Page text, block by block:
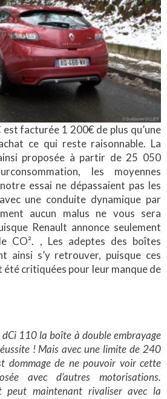
est facturée 1 200€ de plus qu’une
ce qui reste raisonnable. La
proposée à partir de 25 050
les moyennes
essai ne dépassaient pas les
une conduite dynamique par
aucun malus ne vous sera
Renault annonce seulement
CO². , Les adeptes des boîtes
ainsi s’y retrouver, puisque ces
critiquées pour leur manque de
110 la boîte à double embrayage
! Mais avec une limite de 240
dommage de ne pouvoir voir cette
avec d’autres motorisations.
peut maintenant rivaliser avec la